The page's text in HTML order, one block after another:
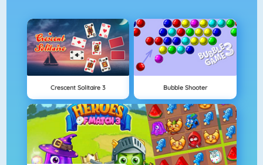
Crescent Solitaire 3 Bubble Shooter